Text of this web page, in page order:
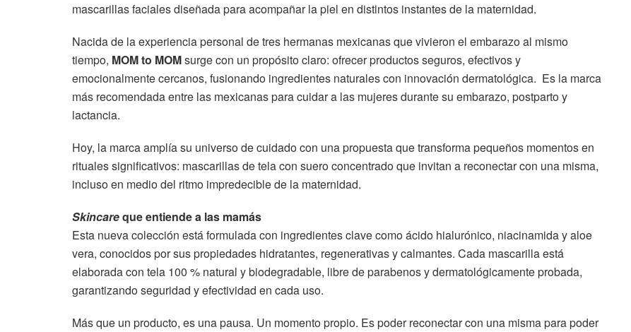
mascarillas faciales diseñada para acompañar la piel en distintos instantes de la maternidad.
Nacida de la experiencia personal de tres hermanas mexicanas que vivieron el embarazo al mismo
tiempo, MOM to MOMsurge con un propósito claro: ofrecer productos seguros, efectivos y
emocionalmente cercanos, fusionando ingredientes naturales con innovación dermatológica. Es la marca
más recomendada entre las mexicanas para cuidar a las mujeres durante su embarazo, postparto y
lactancia.
Hoy, la marca amplía su universo de cuidado con una propuesta que transforma pequeños momentos en
rituales significativos: mascarillas de tela con suero concentrado que invitan a reconectar con una misma,
incluso en medio del ritmo impredecible de la maternidad.
Skincareque entiende a las mamás
Esta nueva colección está formulada con ingredientes clave como ácido hialurónico, niacinamida y aloe
vera, conocidos por sus propiedades hidratantes, regenerativas y calmantes. Cada mascarilla está
elaborada con tela 100 % natural y biodegradable, libre de parabenos y dermatológicamente probada,
garantizando seguridad y efectividad en cada uso.
Más que un producto, es una pausa. Un momento propio. Es poder reconectar con una misma para poder